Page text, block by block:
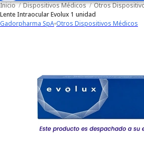
Inicio / Dispositivos Médicos / Otros
Lente Intraocular Evolux 1 unidad
Gadorpharma SpA Otros Dispositivos Médicos